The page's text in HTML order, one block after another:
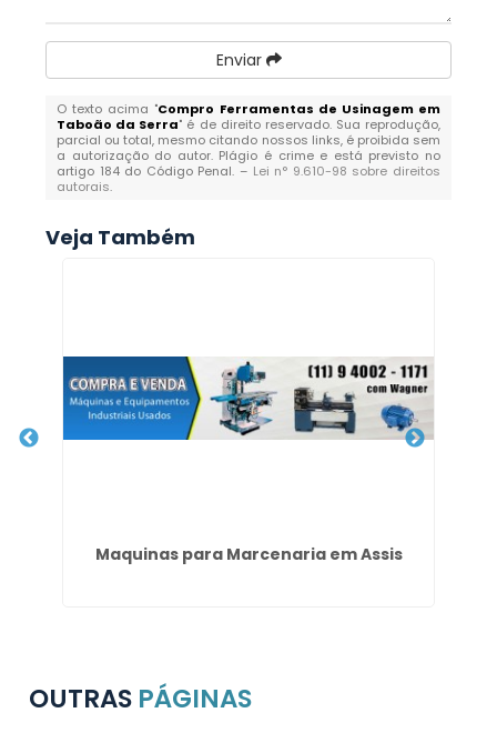
Enviar
O texto acima "Compro Ferramentas de Usinagem em
Taboão da Serra" é de direito reservado. Sua reprodução,
parcial ou total, mesmo citando nossos links, é proibida sem
a autorização do autor. Plágio é crime e está previsto no
artigo 184 do Código Penal. – Lei n° 9.610-98 sobre direitos
autorais.
Veja Também
Maquinas para Marcenaria em Assis
OUTRAS PÁGINAS